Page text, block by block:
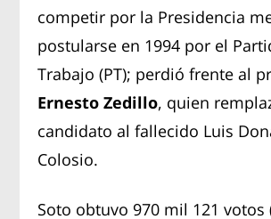
competir por la Presidencia
postularse en 1994 por el
Trabajo (PT); perdió frente al
Ernesto Zedillo, quien
candidato al fallecido Luis
Colosio.
Soto obtuvo 970 mil 121 votos